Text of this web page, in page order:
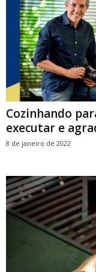
Cozinhando
executar e
8 de janeiro de 2022